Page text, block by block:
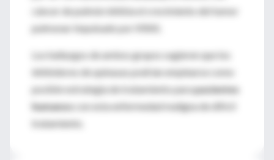
cáncer de pulmón inhibía el crecimiento del tumor
pulmonar impulsado por KRAS.
Los hallazgos de ambos grupos sugieren que los
inhibidores de quinasas podrían emplearse como
posible estrategia de tratamiento parapacientes
humanos con esta enfermedad maligna de difícil
tratamiento.